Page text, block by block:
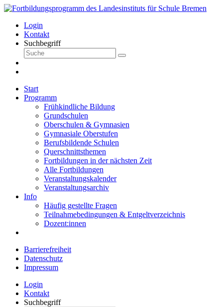
Login
Kontakt
Suchbegriff
Start
Programm
Frühkindliche Bildung
Grundschulen
Oberschulen & Gymnasien
Gymnasiale Oberstufen
Berufsbildende Schulen
Querschnittsthemen
Fortbildungen in der nächsten Zeit
Alle Fortbildungen
Veranstaltungskalender
Veranstaltungsarchiv
Info
Häufig gestellte Fragen
Teilnahmebedingungen & Entgeltverzeichnis
Dozent:innen
Barrierefreiheit
Datenschutz
Impressum
Login
Kontakt
Suchbegriff